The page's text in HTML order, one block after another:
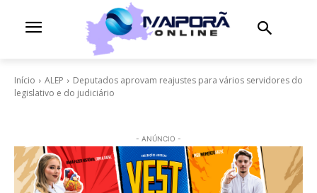
Início ALEP
Deputados aprovam reajustes para vários servidores do
legislativo e do judiciário
- ANÚNCIO -